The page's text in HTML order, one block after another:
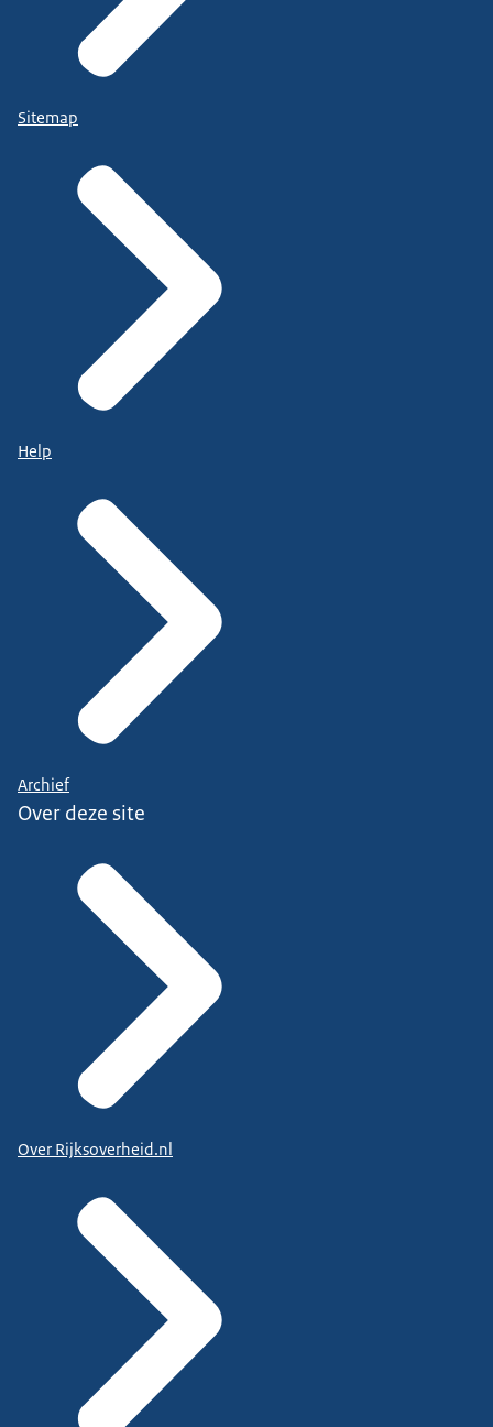
Sitemap
Help
Archief
Over deze site
Over Rijksoverheid.nl